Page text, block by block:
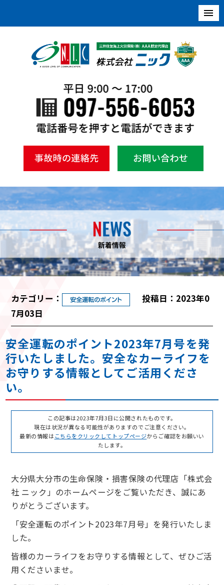
カテゴリー：
投稿日：2023年0
7月03日
安全運転のポイント2023年7月号を発
行いたしました。安全なカーライフを
お守りする情報としてご活用くださ
い。
この記事は2023年7月3日に公開されたものです。
現在は状況が異なる可能性がありますのでご注意ください。
最新の情報は こちらをクリックしてトップページからご確認をお願いい
たします。
大分県大分市の生命保険・損害保険の代理店「株式会
社 ニック」のホームページをご覧いただき、誠にあ
りがとうございます。
「安全運転のポイント2023年7月号」を発行いたしま
した。
皆様のカーライフをお守りする情報として、ぜひご活
用くださいませ。